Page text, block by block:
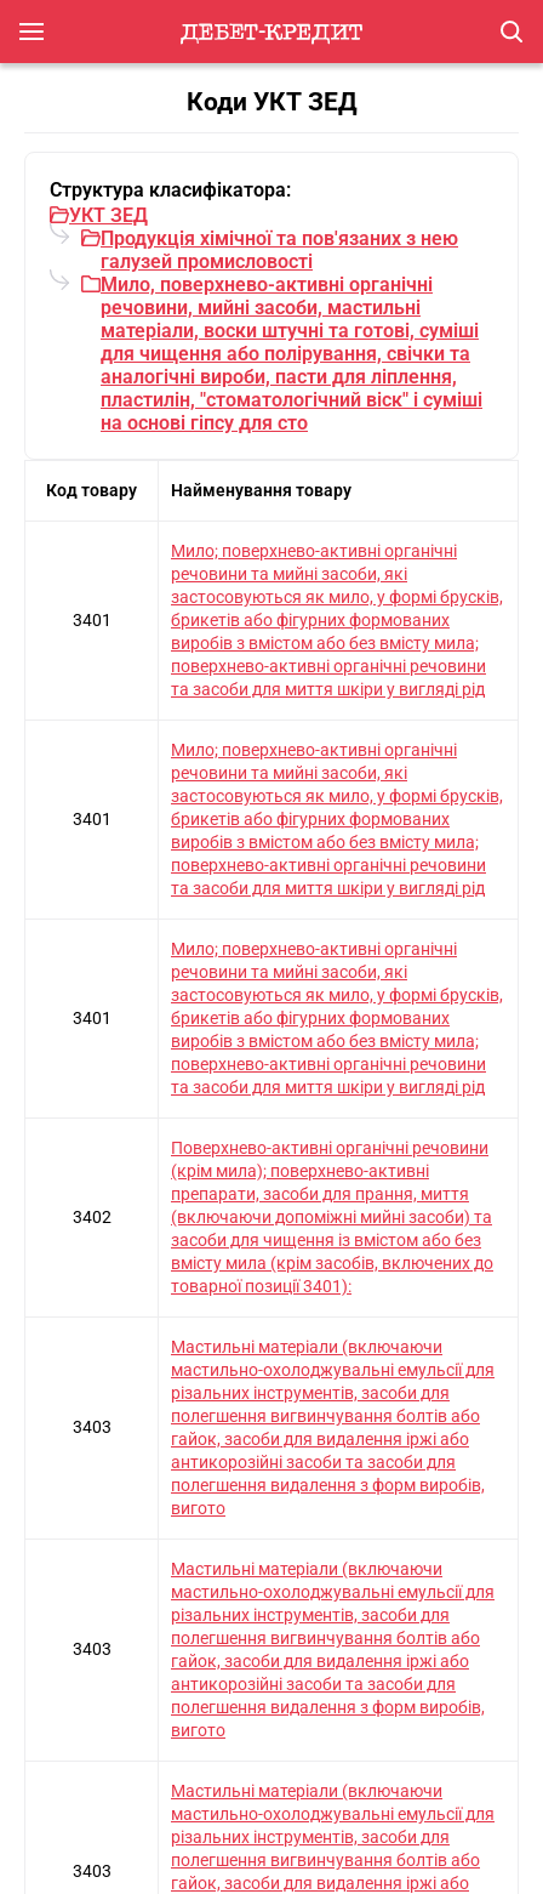
Коди УКТ ЗЕД
Структура класифікатора:
УКТ ЗЕД
Продукцiя хiмiчної та пов'язаних з нею
галузей промисловостi
Мило, поверхнево-активнi органiчнi
речовини, мийнi засоби, мастильнi
матерiали, воски штучнi та готовi, сумiшi
для чищення або полiрування, свiчки та
аналогiчнi вироби, пасти для лiплення,
пластилiн, "стоматологiчний вiск" i сумiшi
на основi гiпсу для сто
Код товару Найменування товару
3401
Мило; поверхнево-активні органічні
речовини та мийні засоби, які
застосовуються як мило, у формі брусків,
брикетів або фігурних формованих
виробів з вмістом або без вмісту мила;
поверхнево-активні органічні речовини
та засоби для миття шкіри у вигляді рід
3401
Мило; поверхнево-активні органічні
речовини та мийні засоби, які
застосовуються як мило, у формі брусків,
брикетів або фігурних формованих
виробів з вмістом або без вмісту мила;
поверхнево-активні органічні речовини
та засоби для миття шкіри у вигляді рід
3401
Мило; поверхнево-активні органічні
речовини та мийні засоби, які
застосовуються як мило, у формі брусків,
брикетів або фігурних формованих
виробів з вмістом або без вмісту мила;
поверхнево-активні органічні речовини
та засоби для миття шкіри у вигляді рід
3402
Поверхнево-активні органічні речовини
(крім мила); поверхнево-активні
препарати, засоби для прання, миття
(включаючи допоміжні мийні засоби) та
засоби для чищення із вмістом або без
вмісту мила (крім засобів, включених до
товарної позиції 3401):
3403
Мастильні матеріали (включаючи
мастильно-охолоджувальні емульсії для
різальних інструментів, засоби для
полегшення вигвинчування болтів або
гайок, засоби для видалення іржі або
антикорозійні засоби та засоби для
полегшення видалення з форм виробів,
вигото
3403
Мастильні матеріали (включаючи
мастильно-охолоджувальні емульсії для
різальних інструментів, засоби для
полегшення вигвинчування болтів або
гайок, засоби для видалення іржі або
антикорозійні засоби та засоби для
полегшення видалення з форм виробів,
вигото
3403
Мастильні матеріали (включаючи
мастильно-охолоджувальні емульсії для
різальних інструментів, засоби для
полегшення вигвинчування болтів або
гайок, засоби для видалення іржі або